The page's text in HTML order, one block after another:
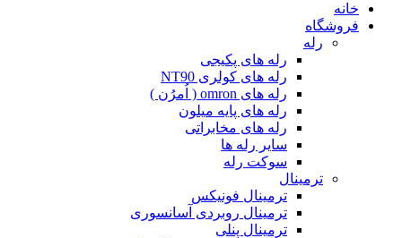
خانه
فروشگاه
رله
رله های پکیجی
رله های کولری NT90
رله های omron ( اُمرُن )
رله های پایه میلون
رله های مخابراتی
سایر رله ها
سوکت رله
ترمینال
ترمینال فونیکس
ترمینال روبردی آسانسوری
ترمینال پنلی